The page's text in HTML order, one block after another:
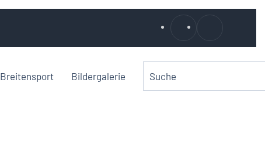
Breitensport Bildergalerie